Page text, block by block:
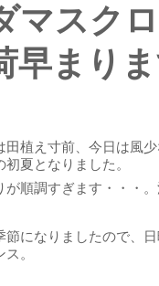
マスク
早まり
田植え寸前、今日は風
夏となりました。
が順調すぎます・・・
節になりましたので、
。